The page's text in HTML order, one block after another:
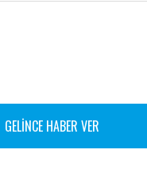
GELİNCE HABER VER